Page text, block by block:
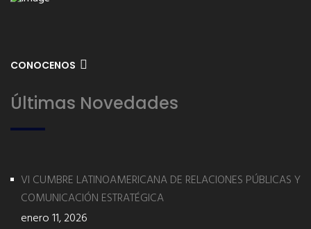
CONOCENOS
Últimas Novedades
VI CUMBRE LATINOAMERICANA DE RELACIONES PÚBLICAS Y
COMUNICACIÓN ESTRATÉGICA
enero 11, 2026